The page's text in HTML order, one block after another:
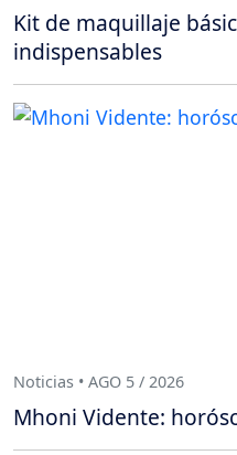
Kit de maquillaje
indispensables
Noticias • AGO 5 / 2026
Mhoni Vidente: